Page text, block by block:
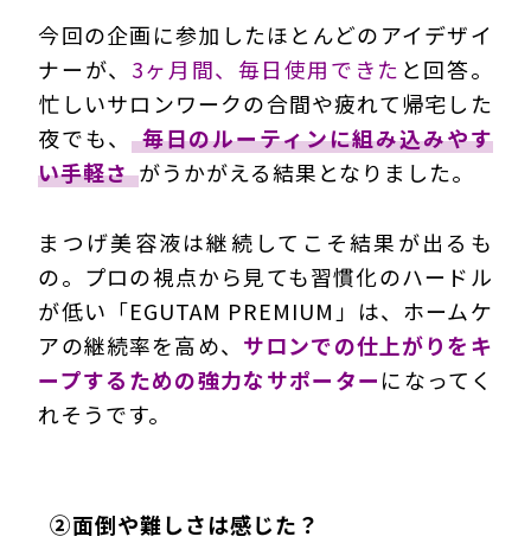
今回の企画に参加したほとんどのアイデザイ
ナーが、 3ヶ月間、毎日使用できた と回答。
忙しいサロンワークの合間や疲れて帰宅した
夜でも、
毎日のルーティンに組み込みやす
い手軽さ がうかがえる結果となりました。
まつげ美容液は継続してこそ結果が出るも
の。プロの視点から見ても習慣化のハードル
が低い「EGUTAM PREMIUM」は、 ホームケ
アの継続率を高め、 サロンでの仕上がりをキ
ープするための強力なサポーターになってく
れそうです。
②面倒や難しさは感じた？